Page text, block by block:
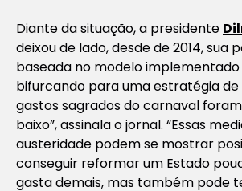
Diante da situação, a presidente
deixou de lado, desde de 2014, sua
baseada no modelo implementado
bifurcando para uma estratégia de
gastos sagrados do carnaval
baixo”, assinala o jornal. “Essas
austeridade podem se mostrar
conseguir reformar um Estado
gasta demais, mas também pode